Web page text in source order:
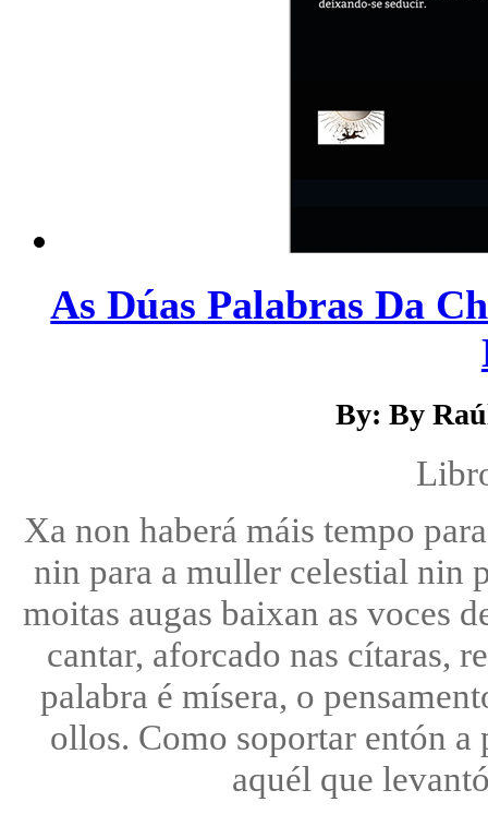
As Dúas Palabras Da
By: By
Xa non haberá máis tempo
nin para a muller celestial nin
moitas augas baixan as voces
cantar, aforcado nas cítaras,
palabra é mísera, o
ollos. Como soportar entón a
aquél que